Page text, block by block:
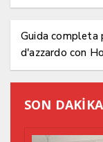
Guida completa
d'azzardo con
SON DAKİKA